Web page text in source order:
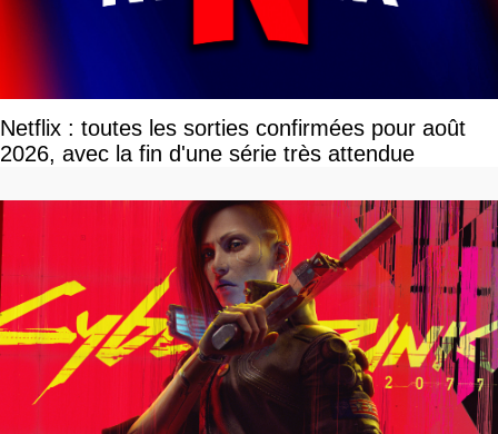
Netflix : toutes les sorties confirmées pour août
2026, avec la fin d'une série très attendue